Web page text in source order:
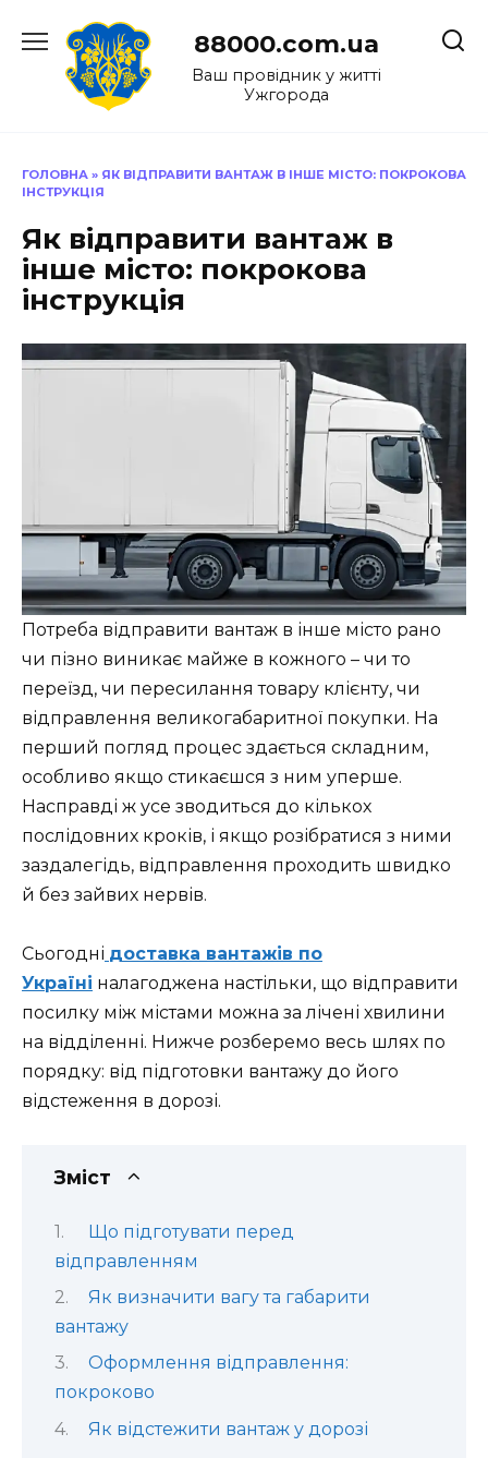
до
88000.com.ua
Ваш провідник у житті
Ужгорода
ГОЛОВНА » ЯК ВІДПРАВИТИ ВАНТАЖ В ІНШЕ МІСТО: ПОКРОКОВА
ІНСТРУКЦІЯ
Як відправити вантаж в
інше місто: покрокова
інструкція
Потреба відправити вантаж в інше місто рано
чи пізно виникає майже в кожного – чи то
переїзд, чи пересилання товару клієнту, чи
відправлення великогабаритної покупки. На
перший погляд процес здається складним,
особливо якщо стикаєшся з ним уперше.
Насправді ж усе зводиться до кількох
послідовних кроків, і якщо розібратися з ними
заздалегідь, відправлення проходить швидко
й без зайвих нервів.
Сьогодні доставка вантажів по
Україні налагоджена настільки, що відправити
посилку між містами можна за лічені хвилини
на відділенні. Нижче розберемо весь шлях по
порядку: від підготовки вантажу до його
відстеження в дорозі.
Зміст
Що підготувати перед
відправленням
Як визначити вагу та габарити
вантажу
Оформлення відправлення:
покроково
Як відстежити вантаж у дорозі